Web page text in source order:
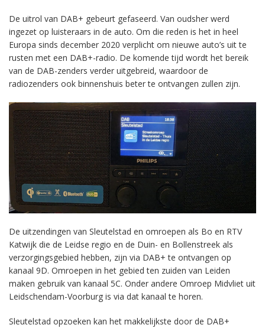
De uitrol van DAB+ gebeurt gefaseerd. Van oudsher werd
ingezet op luisteraars in de auto. Om die reden is het in heel
Europa sinds december 2020 verplicht om nieuwe auto’s uit te
rusten met een DAB+-radio. De komende tijd wordt het bereik
van de DAB-zenders verder uitgebreid, waardoor de
radiozenders ook binnenshuis beter te ontvangen zullen zijn.
De uitzendingen van Sleutelstad en omroepen als Bo en RTV
Katwijk die de Leidse regio en de Duin- en Bollenstreek als
verzorgingsgebied hebben, zijn via DAB+ te ontvangen op
kanaal 9D. Omroepen in het gebied ten zuiden van Leiden
maken gebruik van kanaal 5C. Onder andere Omroep Midvliet uit
Leidschendam-Voorburg is via dat kanaal te horen.
Sleutelstad opzoeken kan het makkelijkste door de DAB+